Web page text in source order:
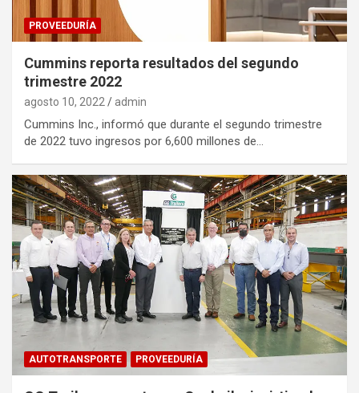
PROVEEDURÍA
Cummins reporta resultados del segundo
trimestre 2022
agosto 10, 2022 admin
Cummins Inc., informó que durante el segundo trimestre
de 2022 tuvo ingresos por 6,600 millones de…
AUTOTRANSPORTE PROVEEDURÍA